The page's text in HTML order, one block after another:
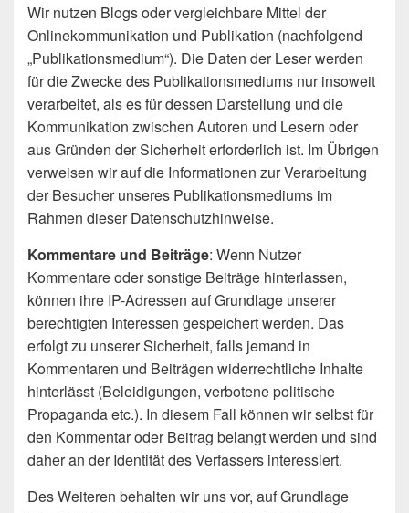
Wir nutzen Blogs oder vergleichbare Mittel der
Onlinekommunikation und Publikation (nachfolgend
„Publikationsmedium“). Die Daten der Leser werden
für die Zwecke des Publikationsmediums nur insoweit
verarbeitet, als es für dessen Darstellung und die
Kommunikation zwischen Autoren und Lesern oder
aus Gründen der Sicherheit erforderlich ist. Im Übrigen
verweisen wir auf die Informationen zur Verarbeitung
der Besucher unseres Publikationsmediums im
Rahmen dieser Datenschutzhinweise.
Kommentare und Beiträge: Wenn Nutzer
Kommentare oder sonstige Beiträge hinterlassen,
können ihre IP-Adressen auf Grundlage unserer
berechtigten Interessen gespeichert werden. Das
erfolgt zu unserer Sicherheit, falls jemand in
Kommentaren und Beiträgen widerrechtliche Inhalte
hinterlässt (Beleidigungen, verbotene politische
Propaganda etc.). In diesem Fall können wir selbst für
den Kommentar oder Beitrag belangt werden und sind
daher an der Identität des Verfassers interessiert.
Des Weiteren behalten wir uns vor, auf Grundlage